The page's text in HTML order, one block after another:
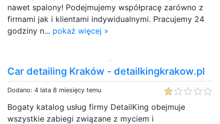
nawet spalony! Podejmujemy współpracę zarówno z
firmami jak i klientami indywidualnymi. Pracujemy 24
godziny n... pokaż więcej »
Car detailing Kraków - detailkingkrakow.pl
Dodano: 4 lata 8 miesięcy temu
Bogaty katalog usług firmy DetailKing obejmuje
wszystkie zabiegi związane z myciem i